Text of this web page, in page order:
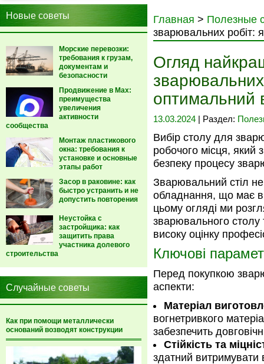
Новые советы
Морские перевозки:
требования к грузам,
документам и
безопасности
Продвижение в Max:
преимущества
увеличения
активности
сообщества
Монтаж пластикового
окна: требования к
установке и основные
этапы работ
Засор в раковине: как
быстро устранить и не
допустить повторения
Неустойка с
застройщика: как
защитить права
участника долевого
строительства
Случайные советы
Как при помощи металлически
оснований возводят конструкции
Главная > Полезные
зварювальних робіт:
Огляд
оптимальний
13.03.2024 | Раздел:
Вибір столу для
робочого місця, який
безпеку процесу
Зварювальний стіл
обладнання, що має
цьому огляді ми
зварювального столу
високу оцінку
Ключові
Перед покупкою
аспекти:
Матеріал
вогнетривкого
забезпечить
Стійкість та
здатний